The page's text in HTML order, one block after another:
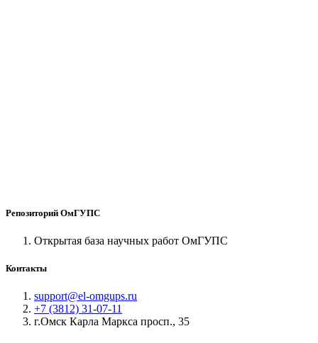
Репозиторий ОмГУПС
Открытая база научных работ ОмГУПС
Контакты
support@el-omgups.ru
+7 (3812) 31-07-11
г.Омск Карла Маркса просп., 35